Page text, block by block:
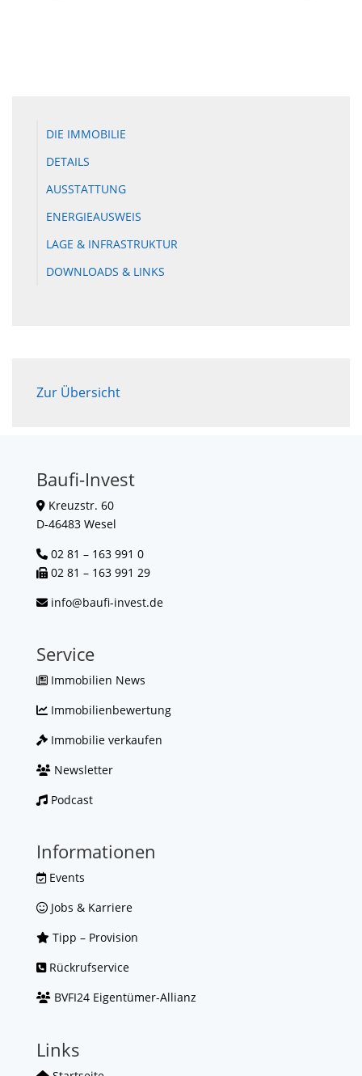
DIE IMMOBILIE
DETAILS
AUSSTATTUNG
ENERGIEAUSWEIS
LAGE & INFRASTRUKTUR
DOWNLOADS & LINKS
Zur Übersicht
Baufi-Invest
Kreuzstr. 60
D-46483 Wesel
02 81 – 163 991 0
02 81 – 163 991 29
info@baufi-invest.de
Service
Immobilien News
Immobilienbewertung
Immobilie verkaufen
Newsletter
Podcast
Informationen
Events
Jobs & Karriere
Tipp – Provision
Rückrufservice
BVFI24 Eigentümer-Allianz
Links